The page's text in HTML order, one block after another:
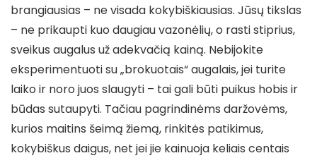
brangiausias – ne visada kokybiškiausias. Jūsų tikslas
– ne prikaupti kuo daugiau vazonėlių, o rasti stiprius,
sveikus augalus už adekvačią kainą. Nebijokite
eksperimentuoti su „brokuotais“ augalais, jei turite
laiko ir noro juos slaugyti – tai gali būti puikus hobis ir
būdas sutaupyti. Tačiau pagrindinėms daržovėms,
kurios maitins šeimą žiemą, rinkitės patikimus,
kokybiškus daigus, net jei jie kainuoja keliais centais